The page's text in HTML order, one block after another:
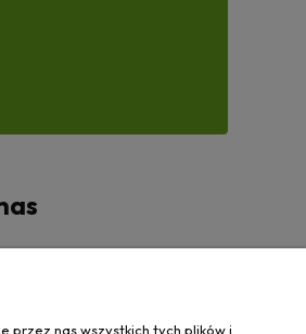
przez nas wszystkich tych plików i